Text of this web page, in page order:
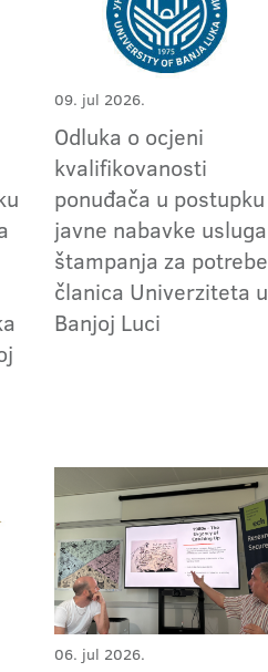
09. jul 2026.
Odluka o ocjeni
kvalifikovanosti
ponuđača u postupku
javne nabavke usluga
štampanja za potrebe
članica Univerziteta u
Banjoj Luci
06. jul 2026.